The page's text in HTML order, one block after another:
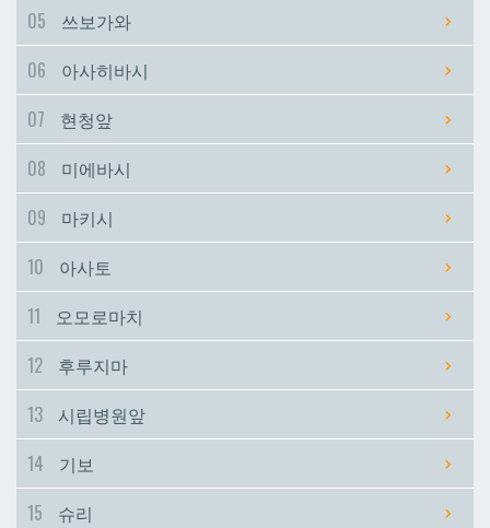
시립병원앞
이시미네
시립병원앞
이시미네
05
쓰보가와
06
아사히바시
07
현청앞
08
미에바시
09
마키시
10
아사토
11
오모로마치
12
후루지마
13
시립병원앞
14
기보
15
슈리